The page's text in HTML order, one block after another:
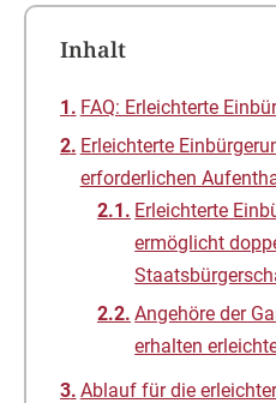
Inhalt
FAQ: Erleichterte
Erleichterte
erforderlichen
Erleichterte
ermöglicht
Angehöre der
erhalten
Ablauf für die